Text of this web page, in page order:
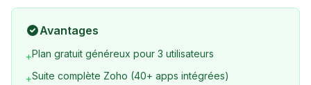
Avantages
+Plan gratuit généreux pour 3 utilisateurs
+Suite complète Zoho (40+ apps intégrées)